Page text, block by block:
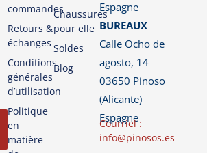
Chaussures
pour elle
Soldes
Blog
commandes
Retours &
échanges
Conditions
générales
d’utilisation
Politique
en
matière
Espagne
BUREAUX
Calle Ocho de
agosto, 14
03650 Pinoso
(Alicante)
Espagne
Courriel :
info@pinosos.es